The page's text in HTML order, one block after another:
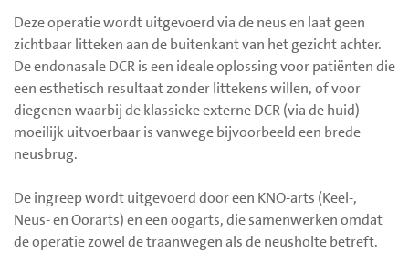
Deze operatie wordt uitgevoerd via de neus en laat geen
zichtbaar litteken aan de buitenkant van het gezicht achter.
De endonasale DCR is een ideale oplossing voor patiënten die
een esthetisch resultaat zonder littekens willen, of voor
diegenen waarbij de klassieke externe DCR (via de huid)
moeilijk uitvoerbaar is vanwege bijvoorbeeld een brede
neusbrug.
De ingreep wordt uitgevoerd door een KNO-arts (Keel-,
Neus- en Oorarts) en een oogarts, die samenwerken omdat
de operatie zowel de traanwegen als de neusholte betreft.